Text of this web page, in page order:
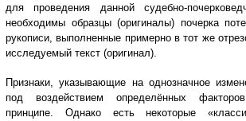
для проведения данной судебно-
необходимы образцы (оригиналы) почерка
рукописи, выполненные примерно в тот же
исследуемый текст (оригинал).
Признаки, указывающие на однозначное
под воздействием определённых
принципе. Однако есть некоторые